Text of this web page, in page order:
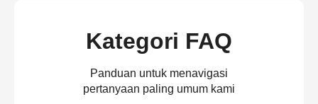
Kategori FAQ
Panduan untuk menavigasi
pertanyaan paling umum kami